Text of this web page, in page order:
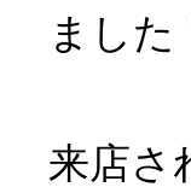
ました
来店さ